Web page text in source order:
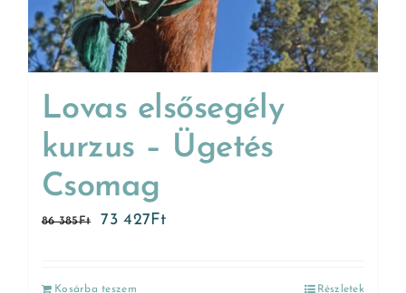
Lovas elsősegély
kurzus – Ügetés
Csomag
86 385Ft 73 427Ft
Kosárba teszem Részletek